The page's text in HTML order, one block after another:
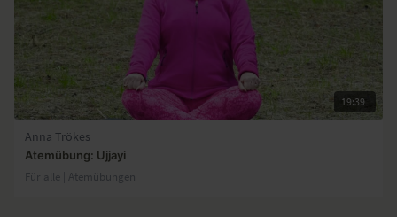
19:39
Anna Trökes
Atemübung: Ujjayi
Für alle | Atemübungen